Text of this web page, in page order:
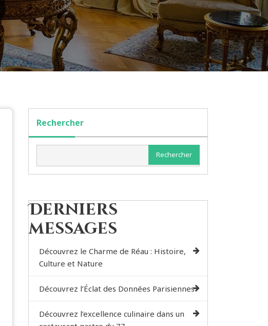
Rechercher
Rechercher
Derniers
messages
Découvrez le Charme de Réau : Histoire,
Culture et Nature
Découvrez l’Éclat des Données Parisiennes
Découvrez l’excellence culinaire dans un